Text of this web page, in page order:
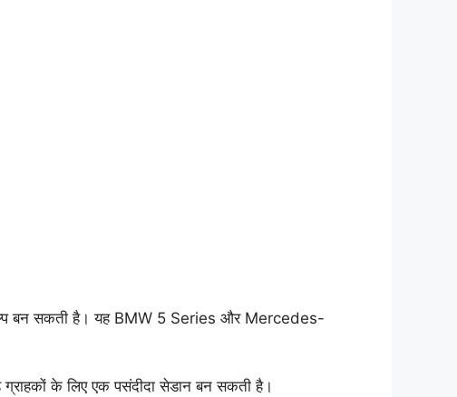
बन सकती है। यह BMW 5 Series और Mercedes-
ग्राहकों के लिए एक पसंदीदा सेडान बन सकती है।